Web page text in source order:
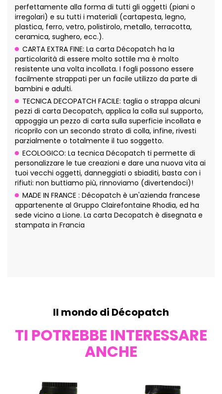
perfettamente alla forma di tutti gli oggetti (piani o
irregolari) e su tutti i materiali (cartapesta, legno,
plastica, ferro, vetro, polistirolo, metallo, terracotta,
ceramica, sughero, ecc.).
CARTA EXTRA FINE: La carta Décopatch ha la
particolarità di essere molto sottile ma è molto
resistente una volta incollata. I fogli possono essere
facilmente strappati per un facile utilizzo da parte di
bambini e adulti.
TECNICA DECOPATCH FACILE: taglia o strappa alcuni
pezzi di carta Decopatch, applica la colla sul supporto,
appoggia un pezzo di carta sulla superficie incollata e
ricoprilo con un secondo strato di colla, infine, rivesti
parzialmente o totalmente il tuo soggetto.
ECOLOGICO: La tecnica Décopatch ti permette di
personalizzare le tue creazioni e dare una nuova vita ai
tuoi vecchi oggetti, danneggiati o sbiaditi, basta con i
rifiuti: non buttiamo più, rinnoviamo (divertendoci)!
MADE IN FRANCE : Décopatch è un'azienda francese
appartenente al Gruppo Clairefontaine Rhodia, ed ha
sede vicino a Lione. La carta Decopatch è disegnata e
stampata in Francia
Il mondo di Décopatch
TI POTREBBE INTERESSARE
ANCHE